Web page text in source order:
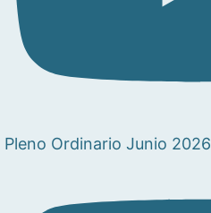
Pleno Ordinario Junio 2026